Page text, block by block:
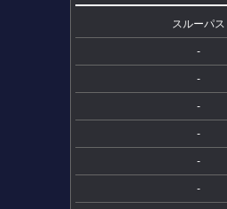
スルーパス
-
-
-
-
-
-